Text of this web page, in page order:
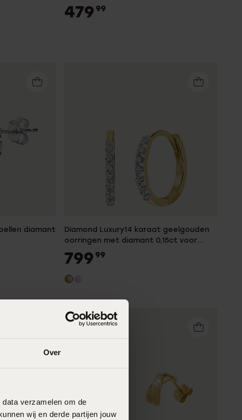
Over
verzamelen om de
wij en derde partijen jouw
voor dames
479 99
diamant
Diamond Luxury14 karaat geelgouden
oorringen met diamant 0,15ct voor
dames
799 99